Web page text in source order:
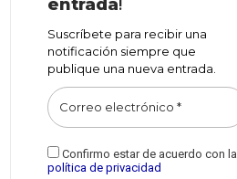
entrada!
Suscríbete para recibir una
notificación siempre que
publique una nueva entrada.
Confirmo estar de acuerdo con la
política de privacidad